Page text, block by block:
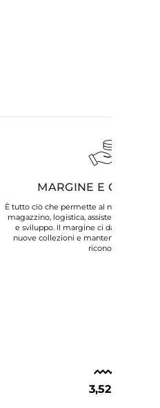
MARGINE E COSTI
È tutto ciò che permette al nostro brand
magazzino, logistica, assistenza clienti,
e sviluppo. Il margine ci dà la
nuove collezioni e mantenere la
riconosci.
3,52 $